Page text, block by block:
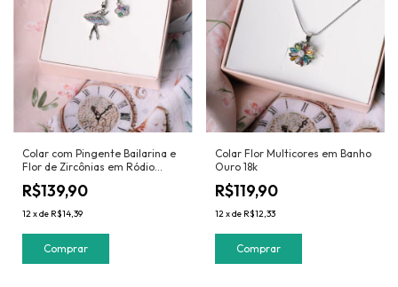
Colar com Pingente Bailarina e
Flor de Zircônias em Ródio
Branco
R$139,90
12xde R$14,39
Colar Flor Multicores em Banho
Ouro 18k
R$119,90
12xde R$12,33